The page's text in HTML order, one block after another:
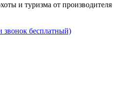
и туризма от производителя
звонок бесплатный)